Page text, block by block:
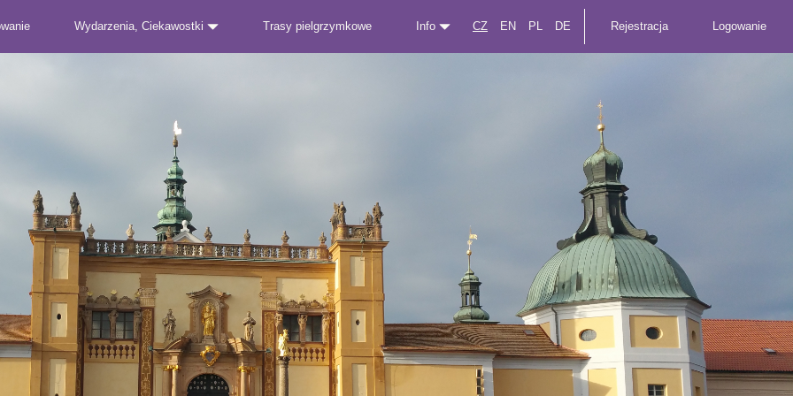
Wydarzenia, Ciekawostki Trasy pielgrzymkowe Info CZ EN PL DE Rejestracja Logowanie